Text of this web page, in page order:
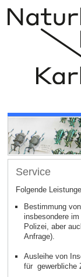
Service
Folgende
Bestimmung
insbesondere
Polizei, aber
Anfrage).
Ausleihe von
für gewerbliche